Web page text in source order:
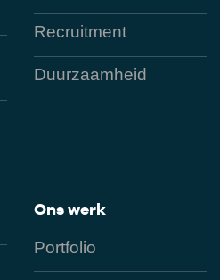
Recruitment
Duurzaamheid
Ons werk
Portfolio